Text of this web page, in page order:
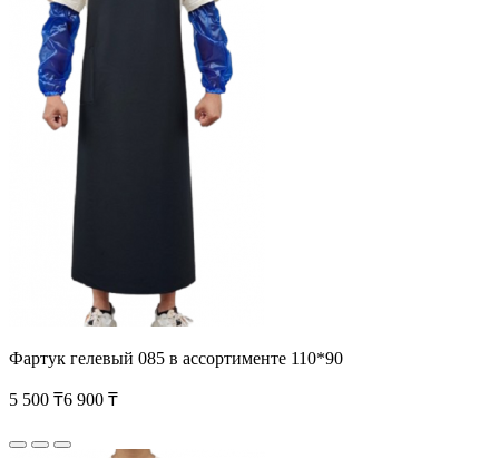
Фартук гелевый 085 в ассортименте 110*90
5 500 ₸6 900 ₸